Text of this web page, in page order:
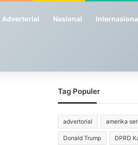
Advertorial Nasional
Tag Populer
advertorial amerika
Donald Trump DPRD